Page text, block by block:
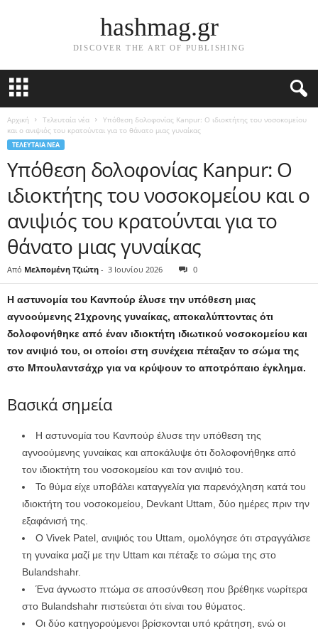
hashmag.gr
DISCOVER THE ART OF PUBLISHING
Αρχική Τελευταία νέα
Υπόθεση δολοφονίας Kanpur: Ο ιδιοκτήτης του νοσοκομείου
και ο ανιψιός του κρατούνται για το θάνατο μιας γυναίκας
ΤΕΛΕΥΤΑΊΑ ΝΈΑ
Υπόθεση δολοφονίας Kanpur: Ο
ιδιοκτήτης του νοσοκομείου και ο
ανιψιός του κρατούνται για το
θάνατο μιας γυναίκας
Από Μελπομένη Τζιώτη - 3 Ιουνίου 2026 0
Η αστυνομία του Κανπούρ έλυσε την υπόθεση μιας
αγνοούμενης 21χρονης γυναίκας, αποκαλύπτοντας ότι
δολοφονήθηκε από έναν ιδιοκτήτη ιδιωτικού νοσοκομείου και
τον ανιψιό του, οι οποίοι στη συνέχεια πέταξαν το σώμα της
στο Μπουλαντσάχρ για να κρύψουν το αποτρόπαιο έγκλημα.
Βασικά σημεία
Η αστυνομία του Κανπούρ έλυσε την υπόθεση της
αγνοούμενης γυναίκας και αποκάλυψε ότι δολοφονήθηκε από
τον ιδιοκτήτη του νοσοκομείου και τον ανιψιό του.
Το θύμα είχε υποβάλει καταγγελία για παρενόχληση κατά του
ιδιοκτήτη του νοσοκομείου, Devkant Uttam, δύο ημέρες πριν την
εξαφάνισή της.
Ο Vivek Patel, ανιψιός του Uttam, ομολόγησε ότι στραγγάλισε
τη γυναίκα μαζί με την Uttam και πέταξε το σώμα της στο
Bulandshahr.
Ένα άγνωστο πτώμα σε αποσύνθεση που βρέθηκε νωρίτερα
στο Bulandshahr πιστεύεται ότι είναι του θύματος.
Οι δύο κατηγορούμενοι βρίσκονται υπό κράτηση, ενώ οι